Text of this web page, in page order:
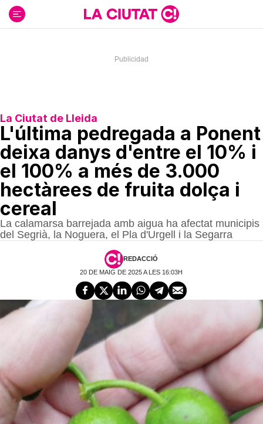
contenido
La Ciutat de Lleida
L'última pedregada a Ponent
deixa danys d'entre el 10% i
el 100% a més de 3.000
hectàrees de fruita dolça i
cereal
La calamarsa barrejada amb aigua ha afectat municipis
del Segrià, la Noguera, el Pla d'Urgell i la Segarra
REDACCIÓ
20 DE MAIG DE 2025 A LES 16:03H